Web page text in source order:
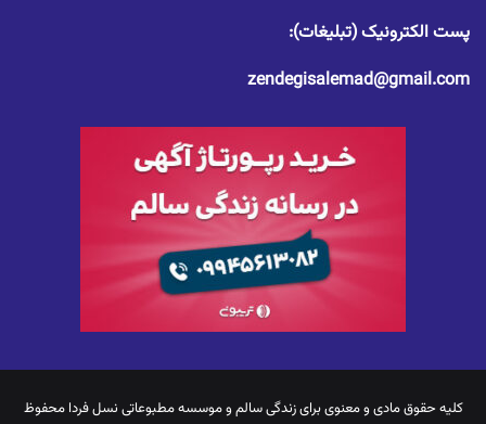
پست الکترونیک (تبلیغات):
zendegisalemad@gmail.com
کلیه حقوق مادی و معنوی برایزندگی سالم و موسسه مطبوعاتی نسل فردا محفوظ